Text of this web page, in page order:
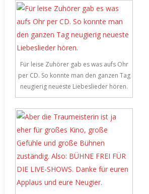
Für leise Zuhörer gab es was aufs Ohr
per CD. So konnte man den ganzen Tag
neugierig neueste Liebeslieder hören.